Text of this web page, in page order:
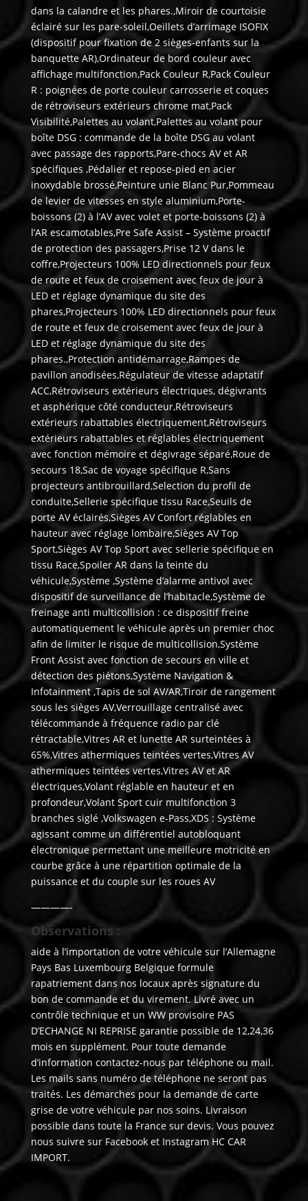
dans la calandre et les phares.,Miroir de courtoisie
éclairé sur les pare-soleil,Oeillets d’arrimage ISOFIX
(dispositif pour fixation de 2 sièges-enfants sur la
banquette AR),Ordinateur de bord couleur avec
affichage multifonction,Pack Couleur R,Pack Couleur
R : poignées de porte couleur carrosserie et coques
de rétroviseurs extérieurs chrome mat,Pack
Visibilité,Palettes au volant,Palettes au volant pour
boîte DSG : commande de la boîte DSG au volant
avec passage des rapports,Pare-chocs AV et AR
spécifiques ,Pédalier et repose-pied en acier
inoxydable brossé,Peinture unie Blanc Pur,Pommeau
de levier de vitesses en style aluminium,Porte-
boissons (2) à l’AV avec volet et porte-boissons (2) à
l’AR escamotables,Pre Safe Assist – Système proactif
de protection des passagers,Prise 12 V dans le
coffre,Projecteurs 100% LED directionnels pour feux
de route et feux de croisement avec feux de jour à
LED et réglage dynamique du site des
phares,Projecteurs 100% LED directionnels pour feux
de route et feux de croisement avec feux de jour à
LED et réglage dynamique du site des
phares.,Protection antidémarrage,Rampes de
pavillon anodisées,Régulateur de vitesse adaptatif
ACC,Rétroviseurs extérieurs électriques, dégivrants
et asphérique côté conducteur,Rétroviseurs
extérieurs rabattables électriquement,Rétroviseurs
extérieurs rabattables et réglables électriquement
avec fonction mémoire et dégivrage séparé,Roue de
secours 18,Sac de voyage spécifique R,Sans
projecteurs antibrouillard,Selection du profil de
conduite,Sellerie spécifique tissu Race,Seuils de
porte AV éclairés,Sièges AV Confort réglables en
hauteur avec réglage lombaire,Sièges AV Top
Sport,Sièges AV Top Sport avec sellerie spécifique en
tissu Race,Spoiler AR dans la teinte du
véhicule,Système ,Système d’alarme antivol avec
dispositif de surveillance de l’habitacle,Système de
freinage anti multicollision : ce dispositif freine
automatiquement le véhicule après un premier choc
afin de limiter le risque de multicollision,Système
Front Assist avec fonction de secours en ville et
détection des piétons,Système Navigation &
Infotainment ,Tapis de sol AV/AR,Tiroir de rangement
sous les sièges AV,Verrouillage centralisé avec
télécommande à fréquence radio par clé
rétractable,Vitres AR et lunette AR surteintées à
65%,Vitres athermiques teintées vertes,Vitres AV
athermiques teintées vertes,Vitres AV et AR
électriques,Volant réglable en hauteur et en
profondeur,Volant Sport cuir multifonction 3
branches siglé ,Volkswagen e-Pass,XDS : Système
agissant comme un différentiel autobloquant
électronique permettant une meilleure motricité en
courbe grâce à une répartition optimale de la
puissance et du couple sur les roues AV
————-
Observations :
aide à l’importation de votre véhicule sur l’Allemagne
Pays Bas Luxembourg Belgique formule
rapatriement dans nos locaux après signature du
bon de commande et du virement. Livré avec un
contrôle technique et un WW provisoire PAS
D’ECHANGE NI REPRISE garantie possible de 12,24,36
mois en supplément. Pour toute demande
d’information contactez-nous par téléphone ou mail.
Les mails sans numéro de téléphone ne seront pas
traités. Les démarches pour la demande de carte
grise de votre véhicule par nos soins. Livraison
possible dans toute la France sur devis. Vous pouvez
nous suivre sur Facebook et Instagram HC CAR
IMPORT.